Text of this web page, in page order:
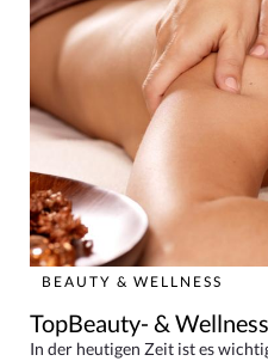
BEAUTY & WELLNESS
TopBeauty- &
In der heutigen Zeit ist es